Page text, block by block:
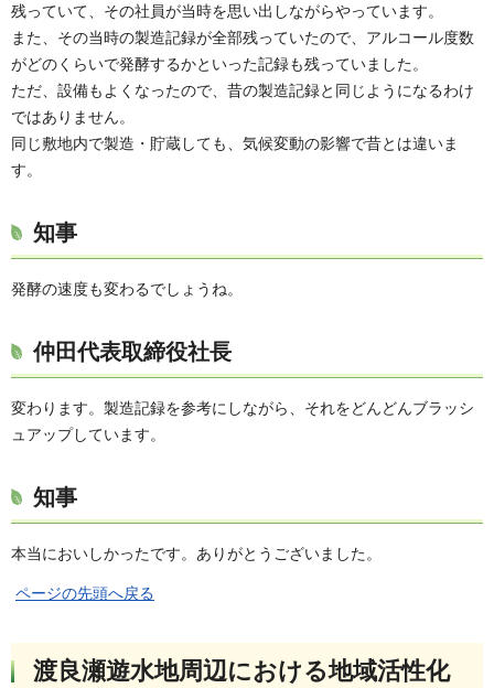
残っていて、その社員が当時を思い出しながらやっています。
また、その当時の製造記録が全部残っていたので、アルコール度数
がどのくらいで発酵するかといった記録も残っていました。
ただ、設備もよくなったので、昔の製造記録と同じようになるわけ
ではありません。
同じ敷地内で製造・貯蔵しても、気候変動の影響で昔とは違いま
す。
知事
発酵の速度も変わるでしょうね。
仲田代表取締役社長
変わります。製造記録を参考にしながら、それをどんどんブラッシ
ュアップしています。
知事
本当においしかったです。ありがとうございました。
ページの先頭へ戻る
渡良瀬遊水地周辺における地域活性化